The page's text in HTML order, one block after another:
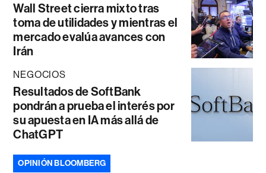
Wall Street cierra mixto tras
toma de utilidades y mientras el
mercado evalúa avances con
Irán
NEGOCIOS
Resultados de SoftBank
pondrán a prueba el interés por
su apuesta en IA más allá de
ChatGPT
OPINIÓN BLOOMBERG